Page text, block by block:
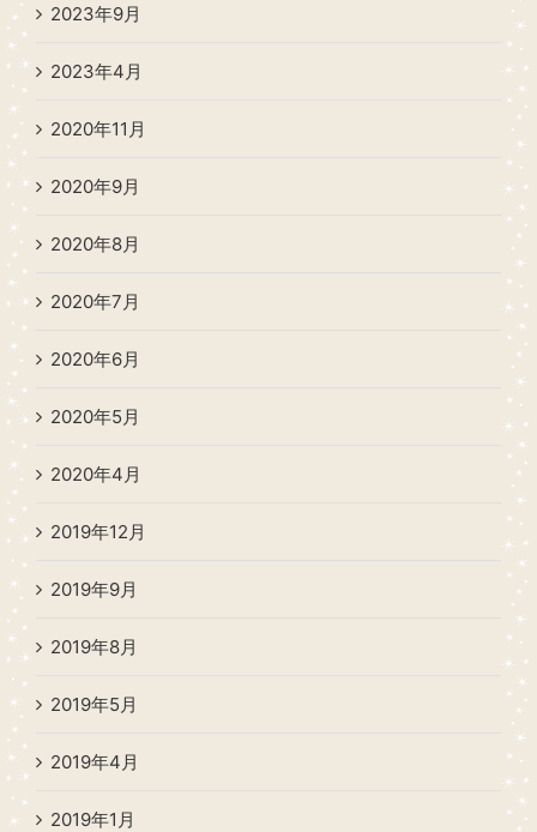
2023年9月
2023年4月
2020年11月
2020年9月
2020年8月
2020年7月
2020年6月
2020年5月
2020年4月
2019年12月
2019年9月
2019年8月
2019年5月
2019年4月
2019年1月